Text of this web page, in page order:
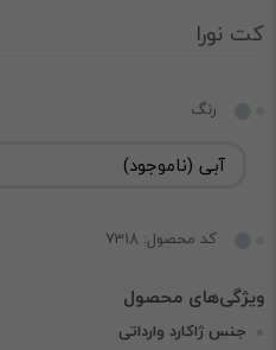
کت نورا
رنگ
کد محصول: 7318
جنس ژاکارد وارداتی